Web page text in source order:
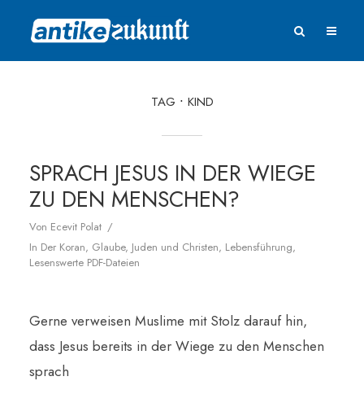
TAG KIND
SPRACH JESUS IN DER WIEGE
ZU DEN MENSCHEN?
Von Ecevit Polat
In Der Koran, Glaube, Juden und Christen, Lebensführung,
Lesenswerte PDF-Dateien
Gerne verweisen Muslime mit Stolz darauf hin,
dass Jesus bereits in der Wiege zu den Menschen
sprach